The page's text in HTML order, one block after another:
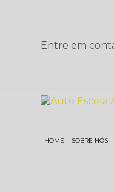
Entre em
HOME SOBRE NÓS